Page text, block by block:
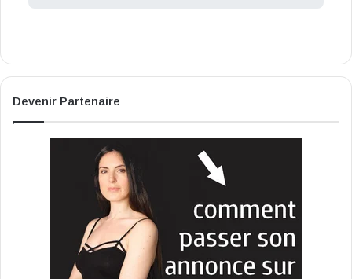
Devenir Partenaire